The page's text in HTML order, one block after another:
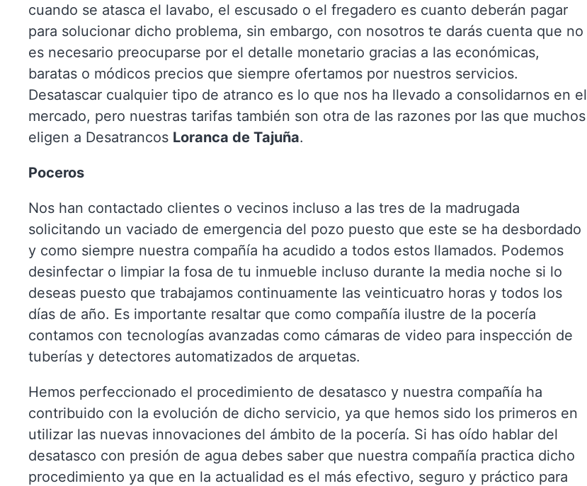
cuando se atasca el lavabo, el escusado o el fregadero es cuanto deberán pagar
para solucionar dicho problema, sin embargo, con nosotros te darás cuenta que no
es necesario preocuparse por el detalle monetario gracias a las económicas,
baratas o módicos precios que siempre ofertamos por nuestros servicios.
Desatascar cualquier tipo de atranco es lo que nos ha llevado a consolidarnos en el
mercado, pero nuestras tarifas también son otra de las razones por las que muchos
eligen a Desatrancos Loranca de Tajuña.
Poceros
Nos han contactado clientes o vecinos incluso a las tres de la madrugada
solicitando un vaciado de emergencia del pozo puesto que este se ha desbordado
y como siempre nuestra compañía ha acudido a todos estos llamados. Podemos
desinfectar o limpiar la fosa de tu inmueble incluso durante la media noche si lo
deseas puesto que trabajamos continuamente las veinticuatro horas y todos los
días de año. Es importante resaltar que como compañía ilustre de la pocería
contamos con tecnologías avanzadas como cámaras de video para inspección de
tuberías y detectores automatizados de arquetas.
Hemos perfeccionado el procedimiento de desatasco y nuestra compañía ha
contribuido con la evolución de dicho servicio, ya que hemos sido los primeros en
utilizar las nuevas innovaciones del ámbito de la pocería. Si has oído hablar del
desatasco con presión de agua debes saber que nuestra compañía practica dicho
procedimiento ya que en la actualidad es el más efectivo, seguro y práctico para